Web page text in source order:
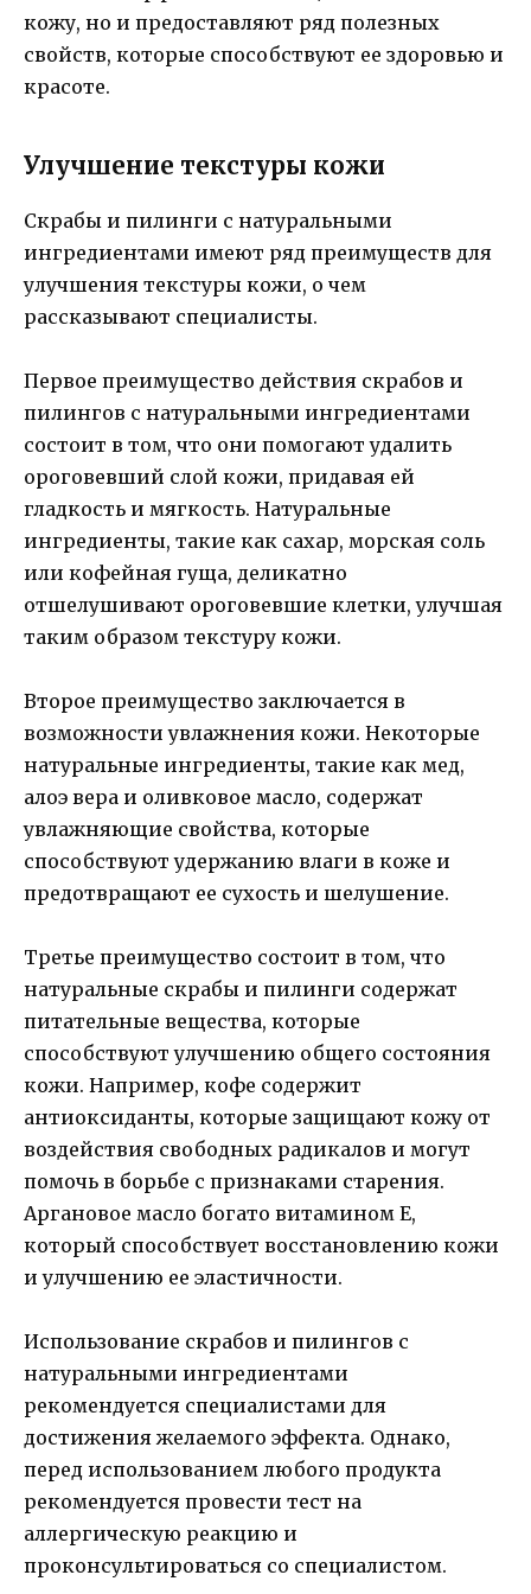
кожу, но и предоставляют ряд полезных
свойств, которые способствуют ее здоровью и
красоте.
Улучшение текстуры кожи
Скрабы и пилинги с натуральными
ингредиентами имеют ряд преимуществ для
улучшения текстуры кожи, о чем
рассказывают специалисты.
Первое преимущество действия скрабов и
пилингов с натуральными ингредиентами
состоит в том, что они помогают удалить
ороговевший слой кожи, придавая ей
гладкость и мягкость. Натуральные
ингредиенты, такие как сахар, морская соль
или кофейная гуща, деликатно
отшелушивают ороговевшие клетки, улучшая
таким образом текстуру кожи.
Второе преимущество заключается в
возможности увлажнения кожи. Некоторые
натуральные ингредиенты, такие как мед,
алоэ вера и оливковое масло, содержат
увлажняющие свойства, которые
способствуют удержанию влаги в коже и
предотвращают ее сухость и шелушение.
Третье преимущество состоит в том, что
натуральные скрабы и пилинги содержат
питательные вещества, которые
способствуют улучшению общего состояния
кожи. Например, кофе содержит
антиоксиданты, которые защищают кожу от
воздействия свободных радикалов и могут
помочь в борьбе с признаками старения.
Аргановое масло богато витамином Е,
который способствует восстановлению кожи
и улучшению ее эластичности.
Использование скрабов и пилингов с
натуральными ингредиентами
рекомендуется специалистами для
достижения желаемого эффекта. Однако,
перед использованием любого продукта
рекомендуется провести тест на
аллергическую реакцию и
проконсультироваться со специалистом.